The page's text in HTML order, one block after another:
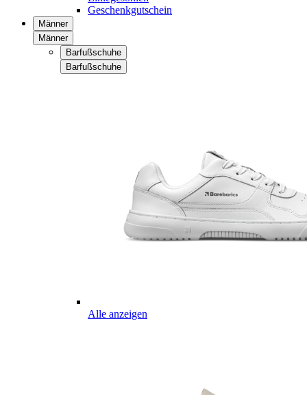
Geschenkgutschein
Männer
Männer
Barfußschuhe
Barfußschuhe
Alle anzeigen